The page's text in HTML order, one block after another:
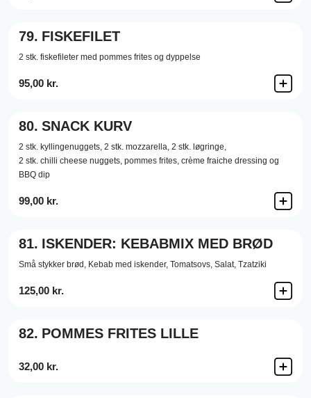
79. FISKEFILET
2 stk. fiskefileter med pommes frites og dyppelse
95,00 kr.
80. SNACK KURV
2 stk. kyllingenuggets, 2 stk. mozzarella, 2 stk. løgringe,
2 stk. chilli cheese nuggets, pommes frites, crème fraiche dressing og
BBQ dip
99,00 kr.
81. ISKENDER: KEBABMIX MED BRØD
Små stykker brød, Kebab med iskender, Tomatsovs, Salat, Tzatziki
125,00 kr.
82. POMMES FRITES LILLE
32,00 kr.